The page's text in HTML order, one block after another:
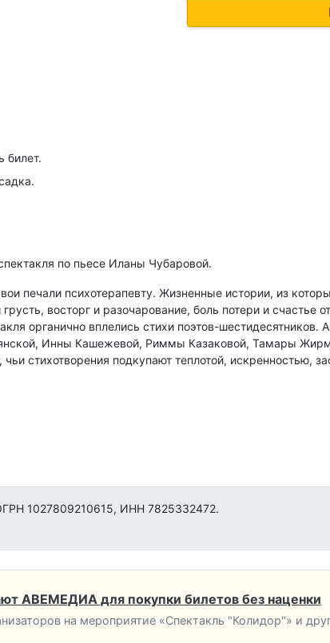
билет.
по пьесе Иланы Чубаровой.
печали психотерапевту. Жизненные истории, из
восторг и разочарование, боль потери и счастье
органично вплелись стихи поэтов-
Инны Кашежевой, Риммы Казаковой, Тамары
стихотворения подкупают теплотой, искренностью,
1027809210615, ИНН 7825332472.
АВЕМЕДИА для покупки билетов без наценки
на мероприятие «Спектакль "Колидор"» и